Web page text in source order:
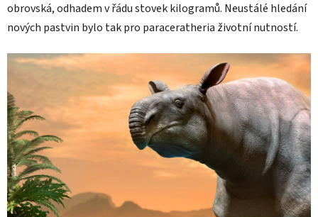
obrovská, odhadem v řádu stovek kilogramů. Neustálé hledání
nových pastvin bylo tak pro paraceratheria životní nutností.